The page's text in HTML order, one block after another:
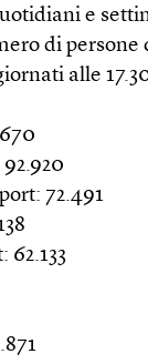
e
di persone
alle
72.491
62.133